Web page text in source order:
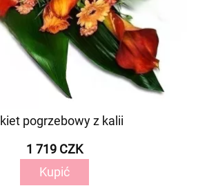
pogrzebowy z kalii
1 719 CZK
Kupić